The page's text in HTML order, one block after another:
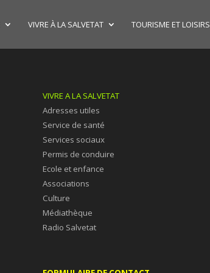
VIVRE À LA SALVETAT TOURISME ET LOISIRS
VIVRE A LA SALVETAT
Adresses utiles
Service de santé
Services sociaux
Permis de conduire
Ecole et enfance
Associations
Culture
Médiathèque
Radio Salvetat